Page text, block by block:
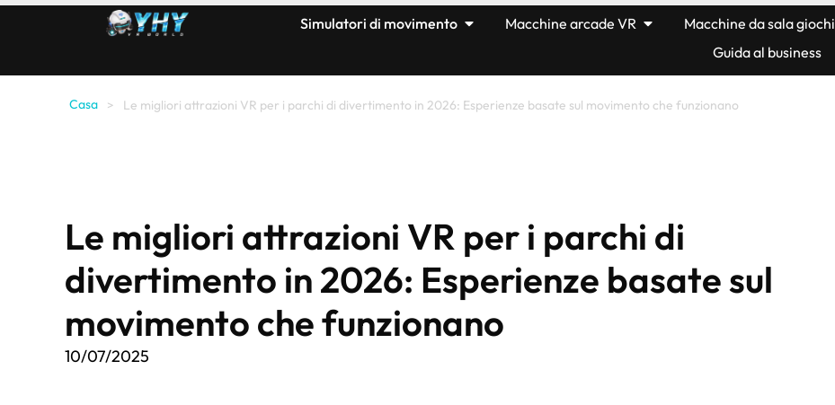
Simulatori di movimento Macchine arcade VR Macchine da sala giochi
Guida al business
Casa > Le migliori attrazioni VR per i parchi di divertimento in 2026: Esperienze basate sul movimento che funzionano
Le migliori attrazioni VR per i parchi di
divertimento in 2026: Esperienze basate sul
movimento che funzionano
10/07/2025